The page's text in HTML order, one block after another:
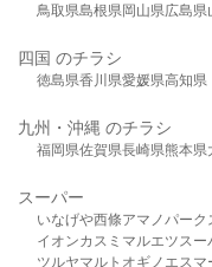
鳥取県島根県岡山県広島県
四国 のチラシ
徳島県香川県愛媛県高知県
九州・沖縄 のチラシ
福岡県佐賀県長崎県熊本県
スーパー
いなげや西條アマノパーク
イオンカスミ マルエツスー
ツルヤマルト オギノ エスマ